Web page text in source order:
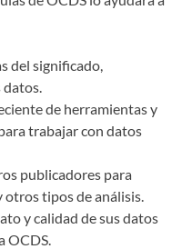
del significado,
de herramientas y
trabajar con datos
publicadores para
tipos de análisis.
y calidad de sus datos
OCDS.